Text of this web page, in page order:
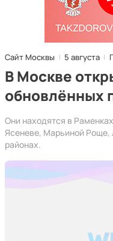
Сайт Москвы 5 августа
В Москве
обновлённых
Они находятся в
Ясеневе, Марьиной Роще,
районах.